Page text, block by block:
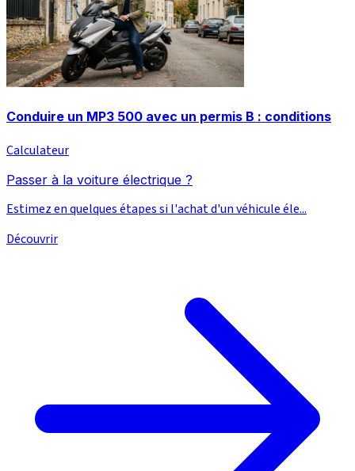
Conduire un MP3 500 avec un permis B : conditions
Calculateur
Passer à la voiture électrique ?
Estimez en quelques étapes si l'achat d'un véhicule éle...
Découvrir